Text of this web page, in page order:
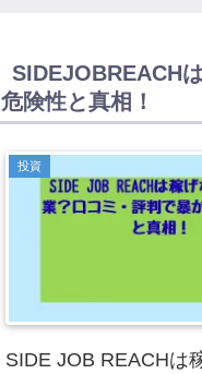
SIDEJOBREACH
危険性と真相！
投資
SIDE JOB REACHは